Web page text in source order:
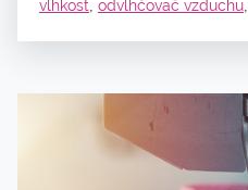
vlhkost, odvlhčovač vzduchu,